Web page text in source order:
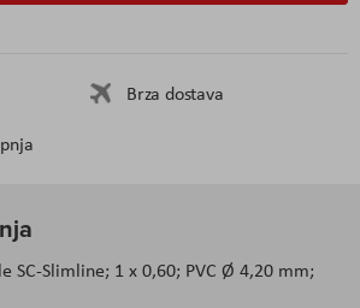
Brza dostava
SC-Slimline; 1 x 0,60; PVC Ø 4,20 mm;